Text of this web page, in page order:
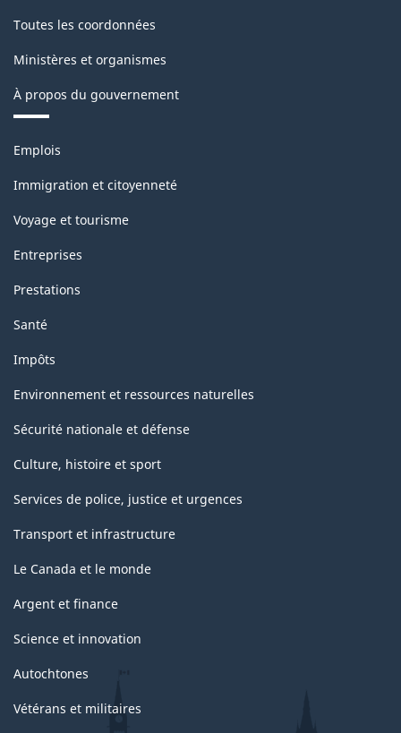
Toutes les coordonnées
Ministères et organismes
À propos du gouvernement
Thèmes
sujets
Emplois
Immigration et citoyenneté
Voyage et tourisme
Entreprises
Prestations
Santé
Impôts
Environnement et ressources naturelles
Sécurité nationale et défense
Culture, histoire et sport
Services de police, justice et urgences
Transport et infrastructure
Le Canada et le monde
Argent et finance
Science et innovation
Autochtones
Vétérans et militaires